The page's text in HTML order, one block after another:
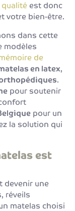
est donc
votre bien-être.
dans cette
modèles
de
en latex,
.
pour soutenir
pour un
la solution qui
est
devenir une
réveils
matelas choisi